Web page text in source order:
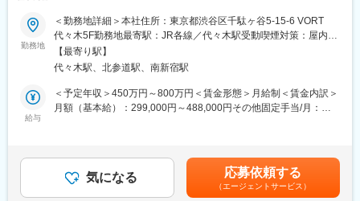
設立し、キレイライン矯正だけにとどまらず幅広い歯科の領域で
患者様を笑顔にするサービスを展開しております。
変更の範囲：会社の定める業務
医師専用Webサービス・アプリを運営する当社にて、「ヒポク
ラ」のUI/UXデザイナーをお任せします。
■業務内容：
医師という専門性の高いユーザーに向き合い、プロダクト・マー
ケティング・ブランディングまで横断的に関わることができま
す。PM・開発ディレクター・エンジニアと連携しながら、UI/UX
っていただきたいと考えています。
勤務地
＜勤務地詳細＞本社住所：東京都渋谷区千駄ヶ谷5-15-6 VORT
代々木5F勤務地最寄駅：JR各線／代々木駅受動喫煙対策：屋内全
面禁煙変更の範囲：会社の定める事業所（リモートワーク含む）
【最寄り駅】
代々木駅、北参道駅、南新宿駅
給与
＜予定年収＞450万円～800万円＜賃金形態＞月給制＜賃金内訳＞
月額（基本給）：299,000円～488,000円その他固定手当/月：
残業手当＞有＜給与補足＞■上記「その他固定手当」：在宅勤務手
当賃金はあくまでも目安の金額であり、選考を通じて上下する可
能性があります。月給(月額)は固定手当を含めた表記です。
気になる 応募依頼する
（エージェントサービス）